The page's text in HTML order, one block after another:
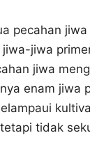
pecahan
jiwa
jiwa
enam jiwa
tidak